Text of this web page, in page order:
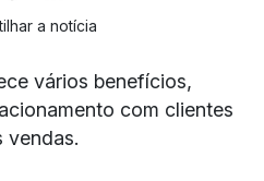
a notícia
vários benefícios,
com clientes
vendas.